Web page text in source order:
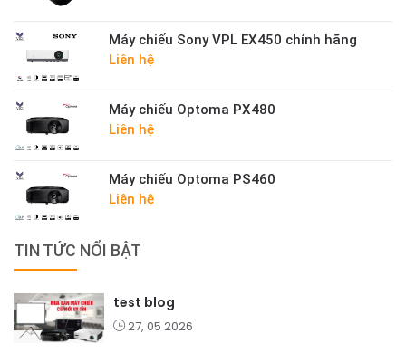
Máy chiếu Sony VPL EX450 chính hãng
Liên hệ
Máy chiếu Optoma PX480
Liên hệ
Máy chiếu Optoma PS460
Liên hệ
TIN TỨC NỔI BẬT
test blog
27, 05 2026